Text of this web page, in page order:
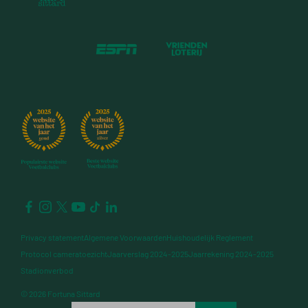
Privacy statementAlgemene VoorwaardenHuishoudelijk Reglement
Protocol cameratoezichtJaarverslag 2024-2025Jaarrekening 2024-2025
Stadionverbod
© 2026 Fortuna Sittard